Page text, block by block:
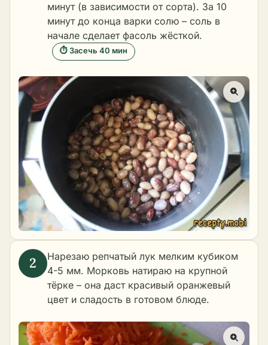
минут (в зависимости от сорта). За 10
минут до конца варки солю – соль в
начале сделает фасоль жёсткой.
⏱ Засечь 40 мин
Нарезаю репчатый лук мелким кубиком
4-5 мм. Морковь натираю на крупной
тёрке – она даст красивый оранжевый
цвет и сладость в готовом блюде.